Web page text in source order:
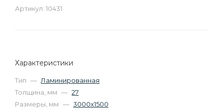
Артикул: 10431
Характеристики
Тип — Ламинированная
Толщина, мм — 27
Размеры, мм — 3000х1500